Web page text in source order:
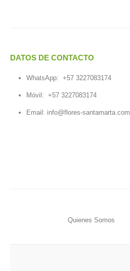
DATOS DE CONTACTO
WhatsApp: +57 3227083174
Móvil: +57 3227083174
Email: info@flores-santamarta.com
Quienes Somos